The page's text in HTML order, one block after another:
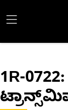
1R-0722